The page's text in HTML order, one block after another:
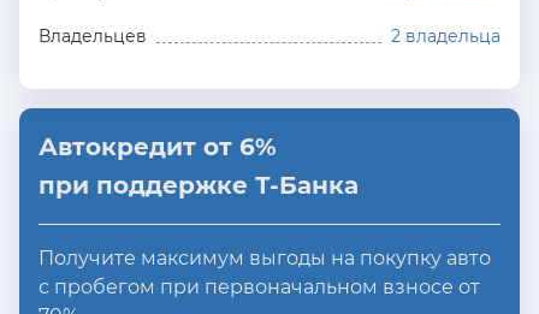
Владельцев 2 владельца
Автокредит от 6%
при поддержке Т-Банка
Получите максимум выгоды на покупку авто
с пробегом при первоначальном взносе от